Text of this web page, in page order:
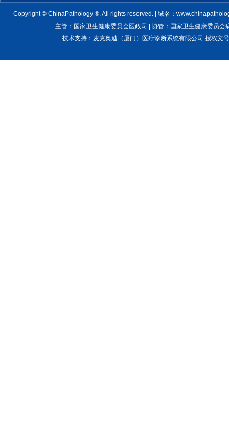
Copyright © ChinaPathology ®. All rights reserved. | 域名：
主管：国家卫生健康委员会医政司 | 协管：国家卫生健康委员
技术支持：麦克奥迪（厦门）医疗诊断系统有限公司 授